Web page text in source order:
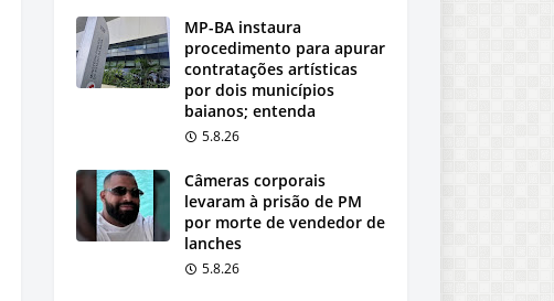
MP-BA instaura
procedimento para apurar
contratações artísticas
por dois municípios
baianos; entenda
5.8.26
Câmeras corporais
levaram à prisão de PM
por morte de vendedor de
lanches
5.8.26